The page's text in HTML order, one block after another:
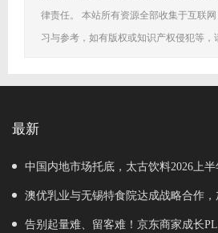
律责任。 本站所有资源全部收集于互联
习与参考，如有版权或知识产权侵犯等，
最新
中国内地市场托底，太古饮料2026上
澳优乳业与无锡特食院达成战略合作
告别起量难、留客难！京东商家成长